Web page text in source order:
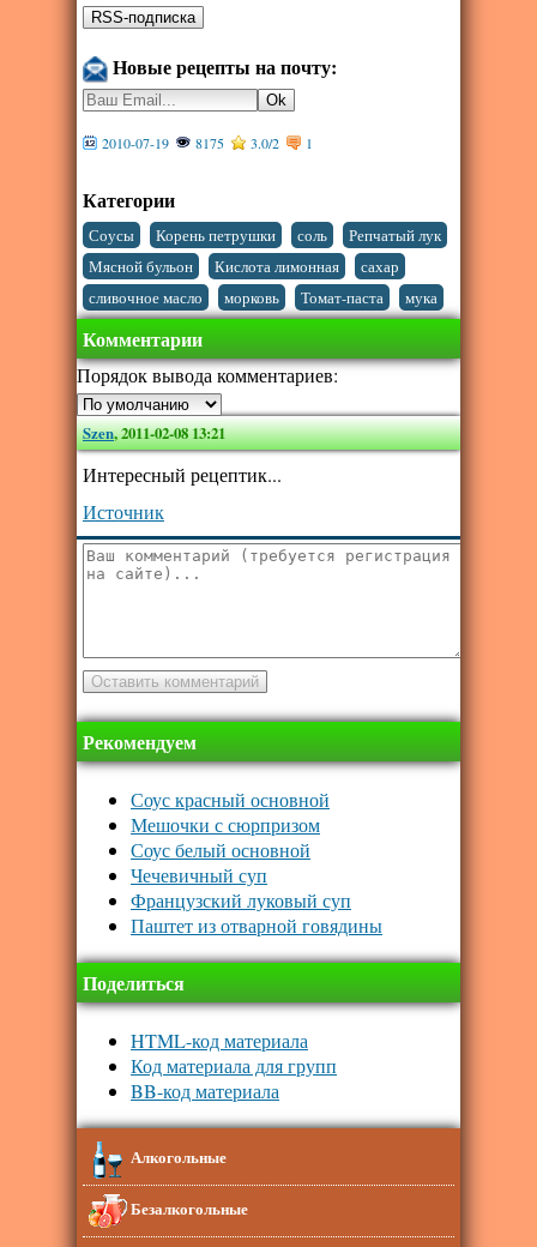
Новые рецепты на почту:
2010-07-19 8175 3.0/2 1
Категории
Соусы Корень петрушки соль Репчатый лук
Мясной бульон Кислота лимонная сахар
сливочное масло морковь Томат-паста мука
Комментарии
Порядок вывода комментариев:
Szen,2011-02-08 13:21
Интересный рецептик...
Источник
Рекомендуем
Соус красный основной
Мешочки с сюрпризом
Соус белый основной
Чечевичный суп
Французский луковый суп
Паштет из отварной говядины
Поделиться
HTML-код материала
Код материала для групп
BB-код материала
Алкогольные
Безалкогольные